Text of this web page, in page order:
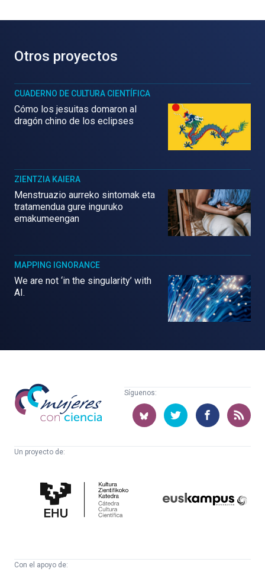
Otros proyectos
CUADERNO DE CULTURA CIENTÍFICA
Cómo los jesuitas domaron al
dragón chino de los eclipses
ZIENTZIA KAIERA
Menstruazio aurreko sintomak eta
tratamendua gure inguruko
emakumeengan
MAPPING IGNORANCE
We are not ‘in the singularity’ with
AI.
Mujeres
con
ciencia
Síguenos:
Un proyecto de:
Cultura
Científica
Con el apoyo de: